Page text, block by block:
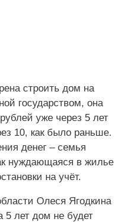
строить дом на
государством, она
уже через 5 лет
10, как было раньше.
денег – семья
нуждающаяся в жилье
на учёт.
Олеся Ягодкина
5 лет дом не будет